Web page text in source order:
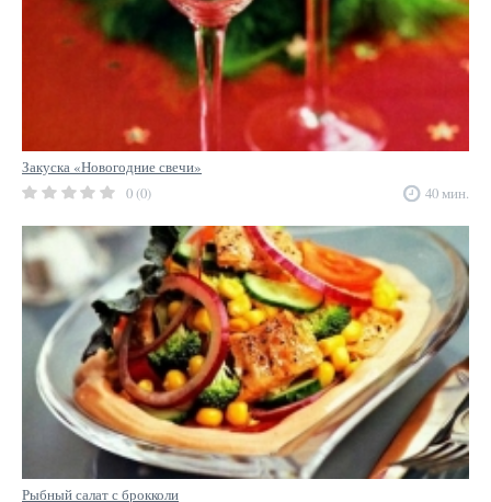
Закуска «Новогодние свечи»
0 (0)
40 мин.
Рыбный салат с брокколи